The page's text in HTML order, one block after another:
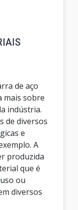
de aço
mais sobre
indústria.
de diversos
e
A
produzida
que é
ou
diversos